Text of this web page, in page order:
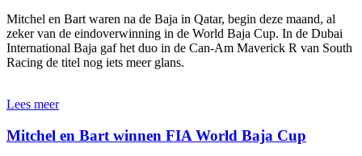
Mitchel en Bart waren na de Baja in Qatar, begin deze maand, al
zeker van de eindoverwinning in de World Baja Cup. In de Dubai
International Baja gaf het duo in de Can-Am Maverick R van South
Racing de titel nog iets meer glans.
Lees meer
Mitchel en Bart winnen FIA World Baja Cup